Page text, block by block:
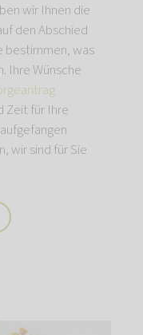
wir Ihnen die
den Abschied
bestimmen, was
Ihre Wünsche
Zeit für Ihre
wir sind für Sie